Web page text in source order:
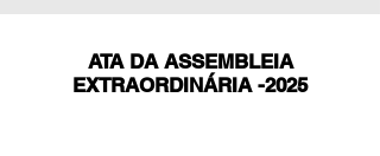
ATA DA ASSEMBLEIA
EXTRAORDINÁRIA -2025